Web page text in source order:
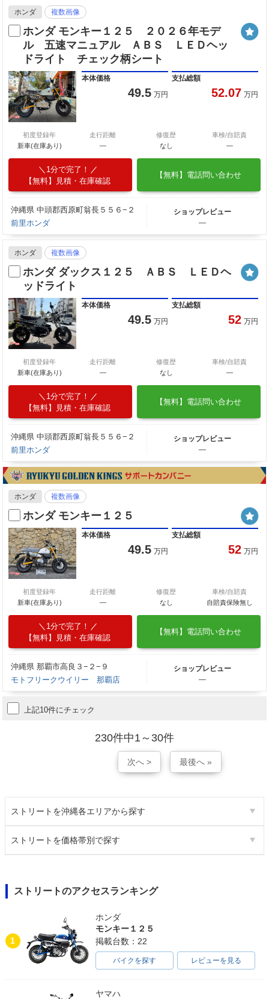
ホンダ 複数画像
ホンダ モンキー１２５ ２０２６年モデ
ル 五速マニュアル ＡＢＳ ＬＥＤヘッ
ドライト チェック柄シート
本体価格
49.5 万円
支払総額
52.07 万円
初度登録年
新車(在庫あり)
走行距離
―
修復歴
なし
車検/自賠責
―
1分で完了！
【無料】見積・在庫確認
【無料】電話問い合わせ
沖縄県 中頭郡西原町翁長５５６−２
前里ホンダ
ショップレビュー
―
ホンダ 複数画像
ホンダ ダックス１２５ ＡＢＳ ＬＥＤヘ
ッドライト
本体価格
49.5 万円
支払総額
52 万円
初度登録年
新車(在庫あり)
走行距離
―
修復歴
なし
車検/自賠責
―
1分で完了！
【無料】見積・在庫確認
【無料】電話問い合わせ
沖縄県 中頭郡西原町翁長５５６−２
前里ホンダ
ショップレビュー
―
ホンダ 複数画像
ホンダ モンキー１２５
本体価格
49.5 万円
支払総額
52 万円
初度登録年
新車(在庫あり)
走行距離
―
修復歴
なし
車検/自賠責
自賠責保険無し
1分で完了！
【無料】見積・在庫確認
【無料】電話問い合わせ
沖縄県 那覇市高良３−２−９
モトフリークウイリー 那覇店
ショップレビュー
―
上記10件にチェック
230件中1～30件
次へ > 最後へ »
ストリートを沖縄各エリアから探す
ストリートを価格帯別で探す
ストリートのアクセスランキング
1
ホンダ
モンキー１２５
掲載台数：22
バイクを探す レビューを見る
ヤマハ